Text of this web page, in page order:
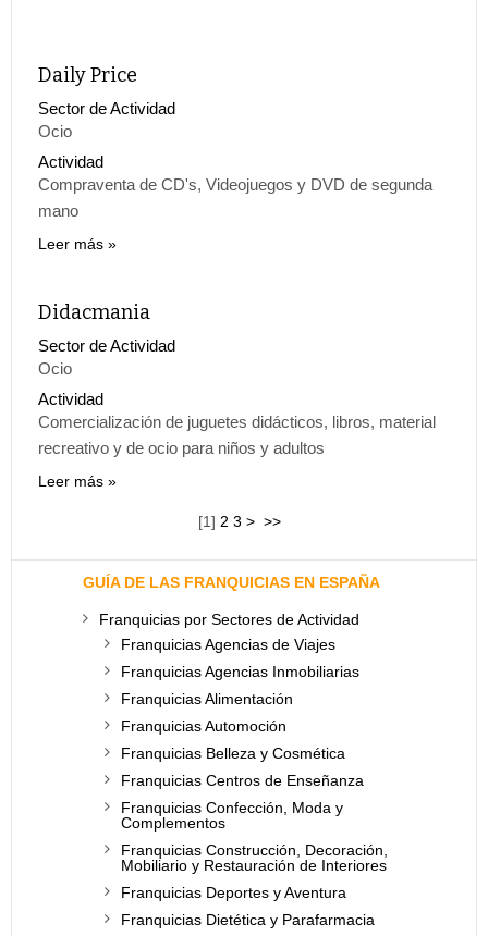
Daily Price
Sector de Actividad
Ocio
Actividad
Compraventa de CD's, Videojuegos y DVD de segunda
mano
Leer más
Didacmania
Sector de Actividad
Ocio
Actividad
Comercialización de juguetes didácticos, libros, material
recreativo y de ocio para niños y adultos
Leer más
[1] 2 3 > >>
GUÍA DE LAS FRANQUICIAS EN ESPAÑA
Franquicias por Sectores de Actividad
Franquicias Agencias de Viajes
Franquicias Agencias Inmobiliarias
Franquicias Alimentación
Franquicias Automoción
Franquicias Belleza y Cosmética
Franquicias Centros de Enseñanza
Franquicias Confección, Moda y
Complementos
Franquicias Construcción, Decoración,
Mobiliario y Restauración de Interiores
Franquicias Deportes y Aventura
Franquicias Dietética y Parafarmacia